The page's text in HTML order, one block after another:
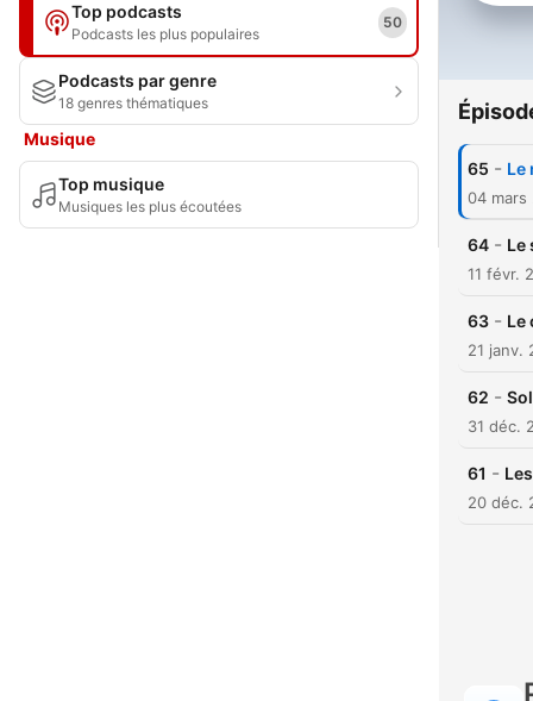
Top podcasts
Podcasts les plus populaires
50
Podcasts par genre
18 genres thématiques
Musique
Top musique
Musiques les plus écoutées
65 - Le
04 mars
64 - Le
11 févr.
63 - Le
21 janv.
62 -
31 déc.
61 -
20 déc.